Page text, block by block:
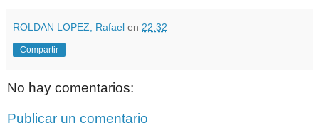
ROLDAN LOPEZ, Rafael en 22:32
Compartir
No hay comentarios:
Publicar un comentario